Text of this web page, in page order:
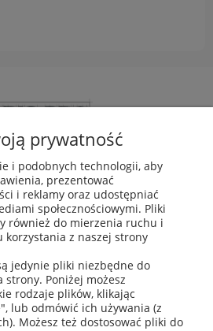
Pro sp. z o. o.
Głogowska 11
416 Kraków
531 809 706
prywatność
i podobnych technologii, aby
prezentować
i reklamy oraz udostępniać
społecznościowymi. Pliki
również do mierzenia ruchu i
korzystania z naszej strony
jedynie pliki niezbędne do
strony. Poniżej możesz
rodzaje plików, klikając
lub odmówić ich używania (z
Możesz też dostosować pliki do